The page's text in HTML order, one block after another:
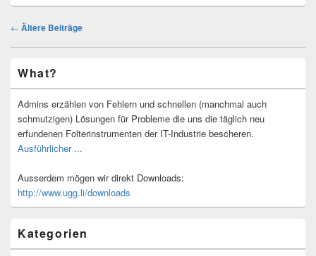
Beitragsnavigation
← Ältere Beiträge
Seitenleisten-
Widgetbereich
What?
Admins erzählen von Fehlern und schnellen (manchmal auch
schmutzigen) Lösungen für Probleme die uns die täglich neu
erfundenen Folterinstrumenten der IT-Industrie bescheren.
Ausführlicher ...
Ausserdem mögen wir direkt Downloads:
http://www.ugg.li/downloads
Kategorien